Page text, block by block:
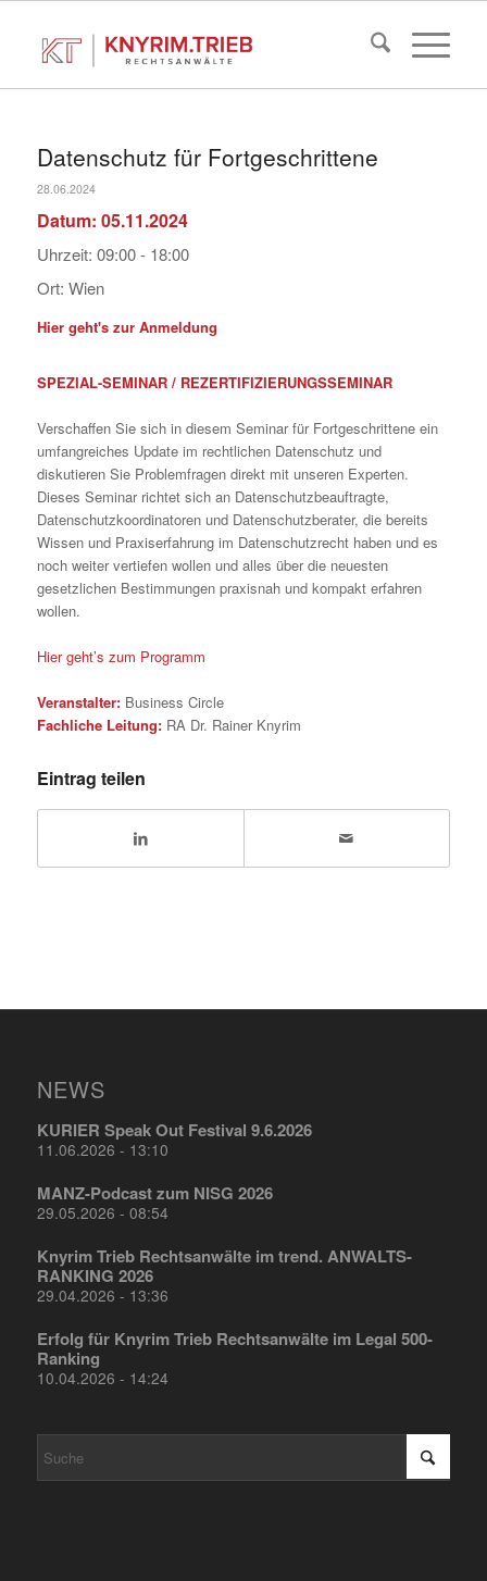
Datenschutz für Fortgeschrittene
28.06.2024
Datum: 05.11.2024
Uhrzeit: 09:00 - 18:00
Ort: Wien
Hier geht's zur Anmeldung
SPEZIAL-SEMINAR / REZERTIFIZIERUNGSSEMINAR
Verschaffen Sie sich in diesem Seminar für Fortgeschrittene ein
umfangreiches Update im rechtlichen Datenschutz und
diskutieren Sie Problemfragen direkt mit unseren Experten.
Dieses Seminar richtet sich an Datenschutzbeauftragte,
Datenschutzkoordinatoren und Datenschutzberater, die bereits
Wissen und Praxiserfahrung im Datenschutzrecht haben und es
noch weiter vertiefen wollen und alles über die neuesten
gesetzlichen Bestimmungen praxisnah und kompakt erfahren
wollen.
Hier geht’s zum Programm
Veranstalter: Business Circle
Fachliche Leitung:RA Dr. Rainer Knyrim
Eintrag teilen
NEWS
KURIER Speak Out Festival 9.6.2026
11.06.2026 - 13:10
MANZ-Podcast zum NISG 2026
29.05.2026 - 08:54
Knyrim Trieb Rechtsanwälte im trend. ANWALTS-
RANKING 2026
29.04.2026 - 13:36
Erfolg für Knyrim Trieb Rechtsanwälte im Legal 500-
Ranking
10.04.2026 - 14:24